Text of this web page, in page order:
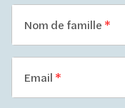
Nom de famille
Email